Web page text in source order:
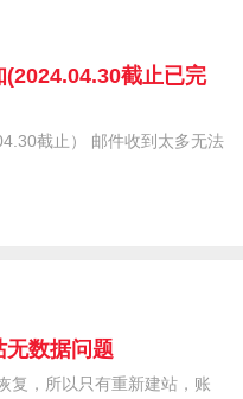
截止已完
截止） 邮件收到太多无法
无数据问题
复，所以只有重新建站，账